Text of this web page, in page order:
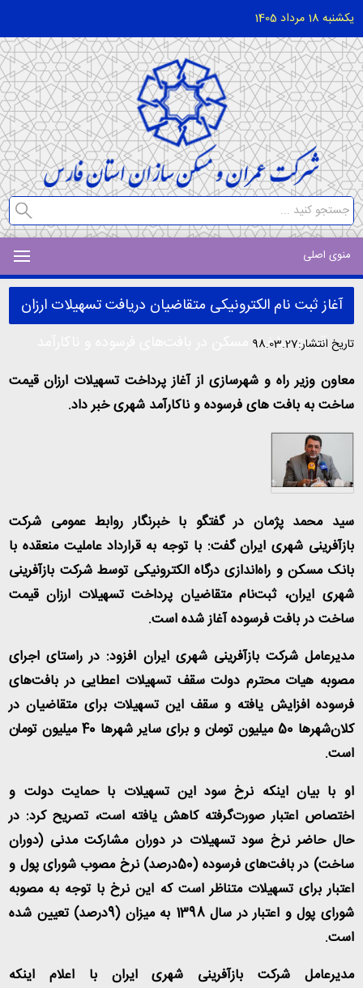
یکشنبه 18 مرداد 1405
منوی اصلی
آغاز ثبت نام الکترونیکی متقاضیان دریافت تسهیلات ارزان
‌قیمت ساخت مسکن در بافت‌های فرسوده و ناکارآمدتاریخ انتشار:98.03.27
معاون وزیر راه و شهرسازی از آغاز پرداخت تسهیلات ارزان قیمت
ساخت به بافت های فرسوده و ناکارآمد شهری خبر داد.
سید محمد پژمان در گفتگو با خبرنگار روابط عمومی شرکت
بازآفرینی شهری ایران گفت: با توجه به قرارداد عاملیت منعقده با
بانک مسکن و راه‌اندازی درگاه الکترونیکی توسط شرکت بازآفرینی
شهری ایران، ثبت‌نام متقاضیان پرداخت تسهیلات ارزان قیمت
ساخت در بافت فرسوده آغاز شده است.
مدیرعامل شرکت بازآفرینی شهری ایران افزود: در راستای اجرای
مصوبه هیات محترم دولت سقف تسهیلات اعطایی در بافت‌های
فرسوده افزایش یافته و سقف این تسهیلات برای متقاضیان در
کلان‌شهرها 50 میلیون تومان و برای سایر شهرها 40 میلیون تومان
است.
او با بیان اینکه نرخ سود این تسهیلات با حمایت دولت و
اختصاص اعتبار صورت‌گرفته کاهش یافته است، تصریح کرد: در
حال حاضر نرخ سود تسهیلات در دوران مشارکت مدنی (دوران
ساخت) در بافت‌های فرسوده (50درصد) نرخ مصوب شورای پول و
اعتبار برای تسهیلات متناظر است که این نرخ با توجه به مصوبه
شورای پول و اعتبار در سال 1398 به میزان (9درصد) تعیین شده
است.
مدیرعامل شرکت بازآفرینی شهری ایران با اعلام اینکه